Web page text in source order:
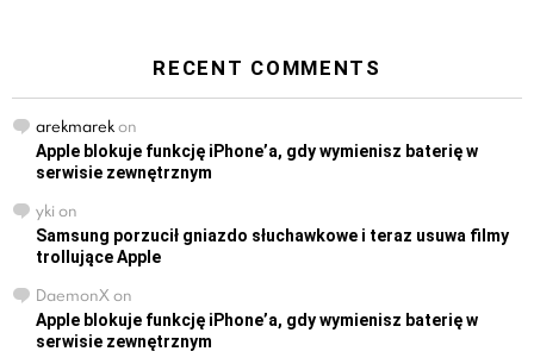
RECENT COMMENTS
arekmarekon
Apple blokuje funkcję iPhone’a, gdy wymienisz baterię w
serwisie zewnętrznym
yki on
Samsung porzucił gniazdo słuchawkowe i teraz usuwa filmy
trollujące Apple
DaemonXon
Apple blokuje funkcję iPhone’a, gdy wymienisz baterię w
serwisie zewnętrznym